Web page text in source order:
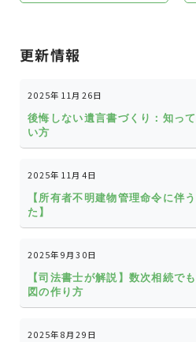
更新情報
2025年11月26日
後悔しない遺言書づくり：知っ
い方
2025年11月4日
【所有者不明建物管理命令に伴
た】
2025年9月30日
【司法書士が解説】数次相続で
図の作り方
2025年8月29日